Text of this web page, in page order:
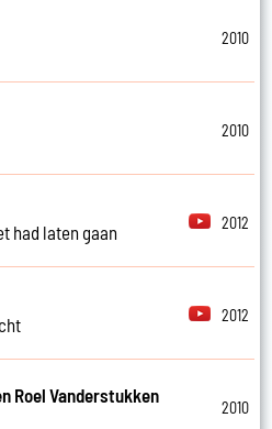
2010
2010
had laten gaan
2012
2012
Roel Vanderstukken
2010